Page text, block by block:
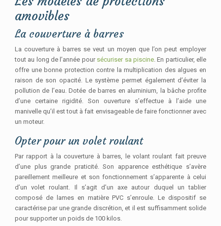
amovibles
La couverture à barres
La couverture à barres se veut un moyen que l’on peut employer
tout au long de l’année pour sécuriser sa piscine. En particulier, elle
offre une bonne protection contre la multiplication des algues en
raison de son opacité. Le système permet également d’éviter la
pollution de l’eau. Dotée de barres en aluminium, la bâche profite
d’une certaine rigidité. Son ouverture s’effectue à l’aide une
manivelle qu’il est tout à fait envisageable de faire fonctionner avec
un moteur.
Opter pour un volet roulant
Par rapport à la couverture à barres, le volant roulant fait preuve
d’une plus grande praticité. Son apparence esthétique s’avère
pareillement meilleure et son fonctionnement s’apparente à celui
d’un volet roulant. Il s’agit d’un axe autour duquel un tablier
composé de lames en matière PVC s’enroule. Le dispositif se
caractérise par une grande discrétion, et il est suffisamment solide
pour supporter un poids de 100 kilos.